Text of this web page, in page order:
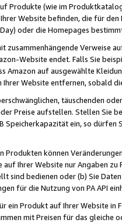
Produkte (wie im
Website befinden, die für
oder die Homepages
zusammenhängende
Website endet. Falls Sie
Amazon auf ausgewählte
Ihrer Website entfernen, sobald
täuschenden
Preise aufstellen. Stellen Sie
Speicherkapazität ein, so dürfen
Produkten können
Ihrer Website nur Angaben
sind bedienen oder (b) Sie
für die Nutzung von PA API
ein Produkt auf Ihrer Website
mit Preisen für das